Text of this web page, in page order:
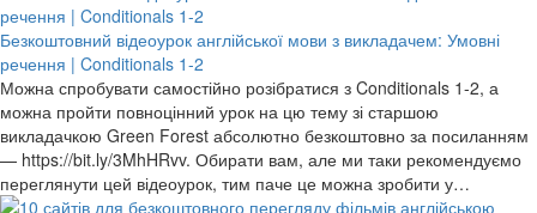
Безкоштовний відеоурок англійської мови з викладачем: Умовні
речення | Conditionals 1-2
Можна спробувати самостійно розібратися з Conditionals 1-2, а
можна пройти повноцінний урок на цю тему зі старшою
викладачкою Green Forest абсолютно безкоштовно за посиланням
— https://bit.ly/3MhHRvv. Обирати вам, але ми таки рекомендуємо
переглянути цей відеоурок, тим паче це можна зробити у…